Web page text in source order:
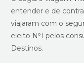
entender e de
viajaram com o
eleito Nº1 pelos
Destinos.